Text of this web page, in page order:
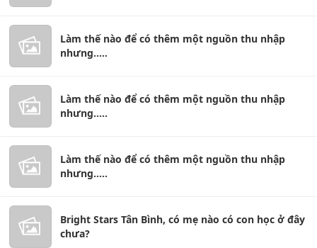
Làm thế nào để có thêm một nguồn thu nhập
nhưng.....
Làm thế nào để có thêm một nguồn thu nhập
nhưng.....
Làm thế nào để có thêm một nguồn thu nhập
nhưng.....
Bright Stars Tân Bình, có mẹ nào có con học ở đây
chưa?